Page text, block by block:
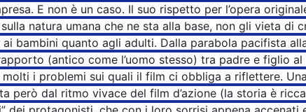
E non è un caso. Il suo rispetto per l’opera
natura umana che ne sta alla base, non gli vieta di
bambini quanto agli adulti. Dalla parabola pacifista
(antico come l’uomo stesso) tra padre e figlio
molti i problemi sui quali il film ci obbliga a riflettere.
però dal ritmo vivace del film d’azione (la storia è